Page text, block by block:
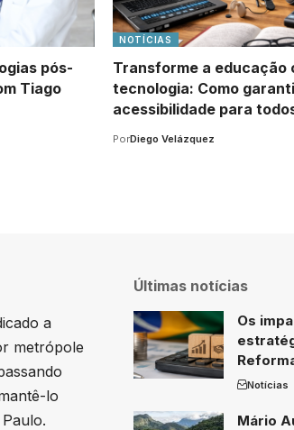
pós-
Tiago
NOTÍCIAS
Transforme a educação
tecnologia: Como
acessibilidade para
PorDiego Velázquez
a
metrópole
lo
Últimas notícias
Os
Notícias
Mário